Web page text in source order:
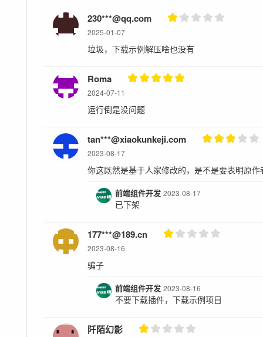
230***@qq.com
2025-01-07
垃圾，下载示例解压啥也没有
Roma
2024-07-11
运行倒是没问题
tan***@xiaokunkeji.com
2023-08-17
你这既然是基于人家修改的，是不是要表明原
前端组件开发2023-08-17
已下架
177***@189.cn
2023-08-16
骗子
前端组件开发2023-08-16
不要下载插件，下载示例项目
阡陌幻影